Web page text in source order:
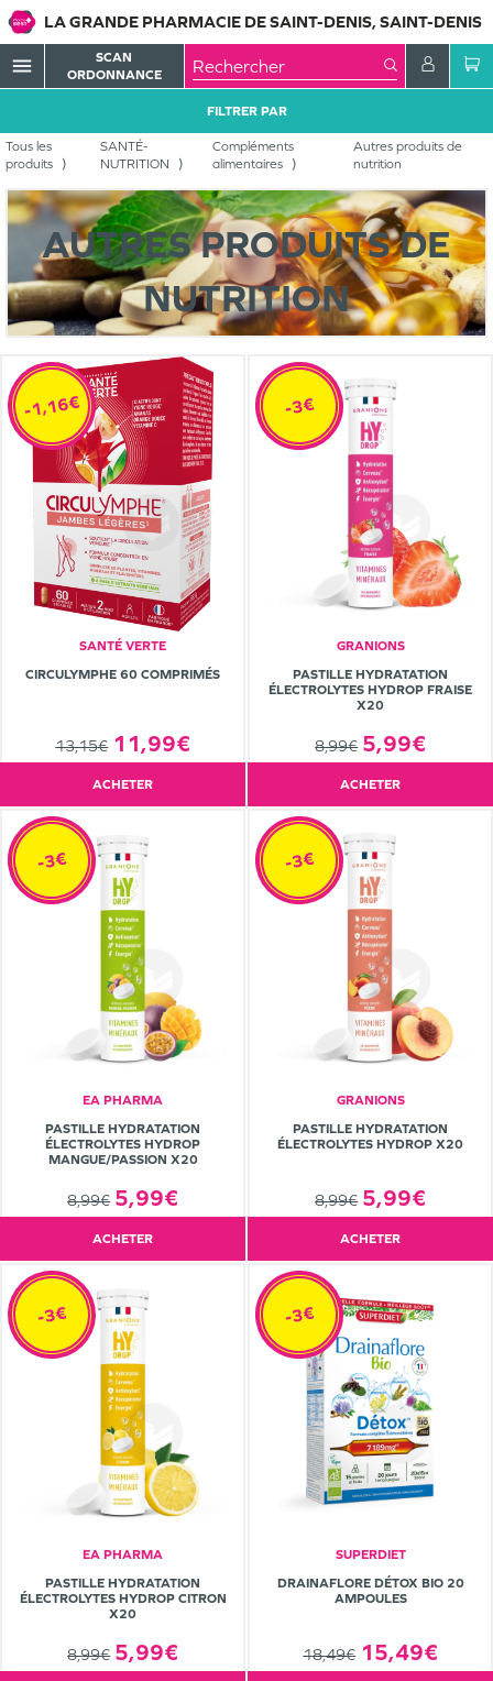
LA GRANDE PHARMACIE DE SAINT-DENIS, SAINT-DENIS
menu
SCAN
ORDONNANCE
Tous les
produits
SANTÉ-
NUTRITION
Compléments
alimentaires
Autres produits de
nutrition
FILTRER PAR
AUTRES PRODUITS DE
NUTRITION
SANTÉ VERTE
CIRCULYMPHE 60 COMPRIMÉS
13,15€ 11,99€
-1,16€
ACHETER
GRANIONS
PASTILLE HYDRATATION
ÉLECTROLYTES HYDROP FRAISE
X20
8,99€ 5,99€
-3€
ACHETER
EA PHARMA
PASTILLE HYDRATATION
ÉLECTROLYTES HYDROP
MANGUE/PASSION X20
8,99€ 5,99€
-3€
ACHETER
GRANIONS
PASTILLE HYDRATATION
ÉLECTROLYTES HYDROP X20
8,99€ 5,99€
-3€
ACHETER
EA PHARMA
PASTILLE HYDRATATION
ÉLECTROLYTES HYDROP CITRON
X20
8,99€ 5,99€
-3€
SUPERDIET
DRAINAFLORE DÉTOX BIO 20
AMPOULES
18,49€ 15,49€
-3€